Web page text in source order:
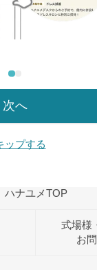
次へ
ップする
公式インスタグラ
＆カップルのための結
ハナユメTOP
式場様
お